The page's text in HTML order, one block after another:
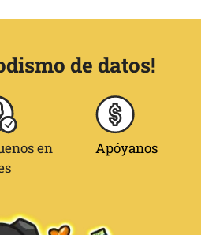
de datos!
en
Apóyanos